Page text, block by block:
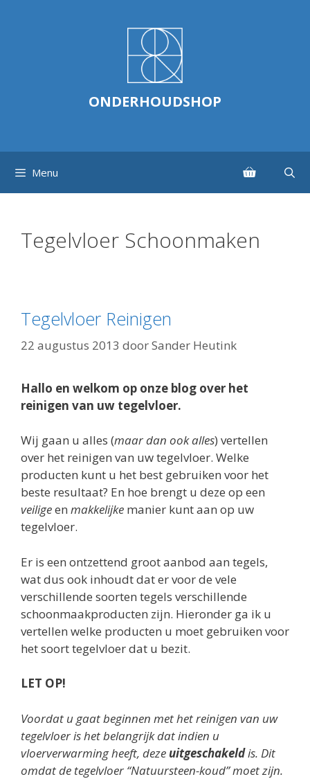
ONDERHOUDSHOP
Menu
Tegelvloer Schoonmaken
Tegelvloer Reinigen
22 augustus 2013 doorSander Heutink
Hallo en welkom op onze blog over het
reinigen van uw tegelvloer.
Wij gaan u alles (maardan ook alles) vertellen
over het reinigen van uw tegelvloer. Welke
producten kunt u het best gebruiken voor het
beste resultaat? En hoe brengt u deze op een
veiligeen makkelijke manier kunt aan op uw
tegelvloer.
Er is een ontzettend groot aanbod aan tegels,
wat dus ook inhoudt dat er voor de vele
verschillende soorten tegels verschillende
schoonmaakproducten zijn. Hieronder ga ik u
vertellen welke producten u moet gebruiken voor
het soort tegelvloer dat u bezit.
LET OP!
Voordat u gaat beginnen met het reinigen van uw
tegelvloer is het belangrijk dat indien u
vloerverwarming heeft, deze uitgeschakeldis. Dit
omdat de tegelvloer “Natuursteen-koud” moet zijn.